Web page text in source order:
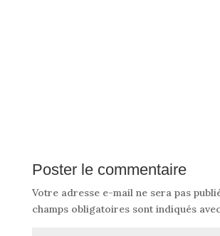
Poster le commentaire
Votre adresse e-mail ne sera pas
champs obligatoires sont indiqués